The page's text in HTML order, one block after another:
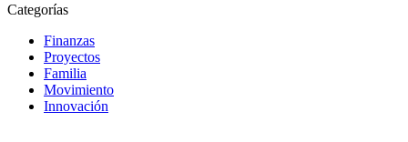
Categorías
Finanzas
Proyectos
Familia
Movimiento
Innovación